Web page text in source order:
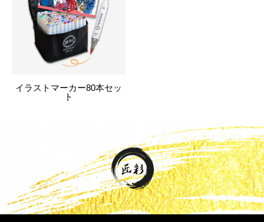
イラストマーカー80本セッ
ト